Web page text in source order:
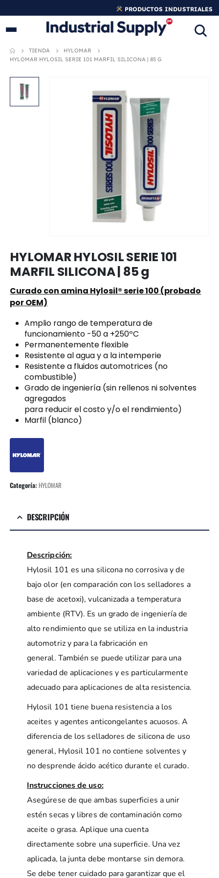
PRODUCTOS INDUSTRIALES
ORIGINALES
TIENDA
HYLOMAR
HYLOMAR HYLOSIL SERIE 101 MARFIL SILICONA | 85 G
HYLOMAR HYLOSIL SERIE 101
MARFIL SILICONA | 85 g
Curado con amina Hylosil® serie 100 (probado
por OEM)
Amplio rango de temperatura de
funcionamiento -50 a +250ºC
Permanentemente flexible
Resistente al agua y a la intemperie
Resistente a fluidos automotrices (no
combustible)
Grado de ingeniería (sin rellenos ni solventes
agregados
para reducir el costo y/o el rendimiento)
Marfil (blanco)
Categoría:HYLOMAR
DESCRIPCIÓN
Descripción:
Hylosil 101 es una silicona no corrosiva y de
bajo olor (en comparación con los selladores a
base de acetoxi), vulcanizada a temperatura
ambiente (RTV). Es un grado de ingeniería de
alto rendimiento que se utiliza en la industria
automotriz y para la fabricación en
general. También se puede utilizar para una
variedad de aplicaciones y es particularmente
adecuado para aplicaciones de alta resistencia.
Hylosil 101 tiene buena resistencia a los
aceites y agentes anticongelantes acuosos. A
diferencia de los selladores de silicona de uso
general, Hylosil 101 no contiene solventes y
no desprende ácido acético durante el curado.
Instrucciones de uso:
Asegúrese de que ambas superficies a unir
estén secas y libres de contaminación como
aceite o grasa. Aplique una cuenta
directamente sobre una superficie. Una vez
aplicada, la junta debe montarse sin demora.
Se debe tener cuidado para garantizar que el